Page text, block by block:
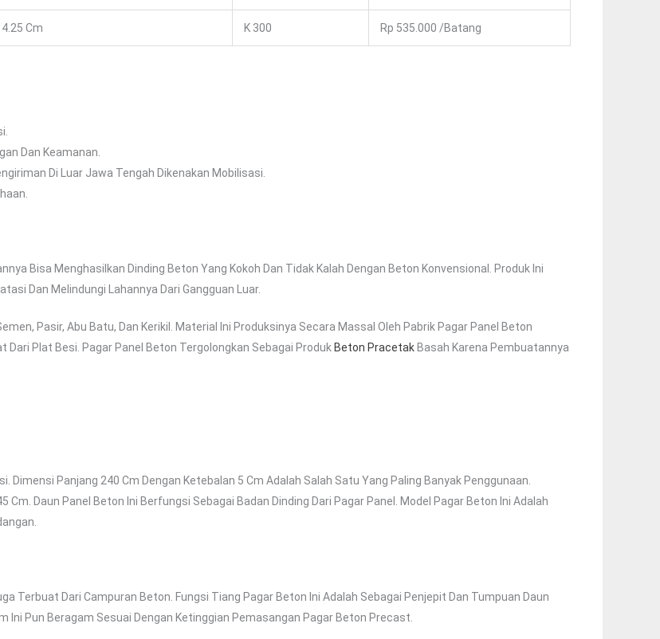
Cm K 300 Rp 535.000 /Batang
Dan Keamanan.
Di Luar Jawa Tengah Dikenakan Mobilisasi.
Bisa Menghasilkan Dinding Beton Yang Kokoh Dan Tidak Kalah Dengan Beton Konvensional. Produk Ini
Dan Melindungi Lahannya Dari Gangguan Luar.
Pasir, Abu Batu, Dan Kerikil. Material Ini Produksinya Secara Massal Oleh Pabrik Pagar Panel Beton
Plat Besi. Pagar Panel Beton Tergolongkan Sebagai Produk Beton Pracetak Basah Karena Pembuatannya
Dimensi Panjang 240 Cm Dengan Ketebalan 5 Cm Adalah Salah Satu Yang Paling Banyak Penggunaan.
Cm. Daun Panel Beton Ini Berfungsi Sebagai Badan Dinding Dari Pagar Panel. Model Pagar Beton Ini Adalah
Terbuat Dari Campuran Beton. Fungsi Tiang Pagar Beton Ini Adalah Sebagai Penjepit Dan Tumpuan Daun
Ini Pun Beragam Sesuai Dengan Ketinggian Pemasangan Pagar Beton Precast.